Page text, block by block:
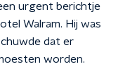
urgent berichtje
Walram. Hij was
dat er
worden.